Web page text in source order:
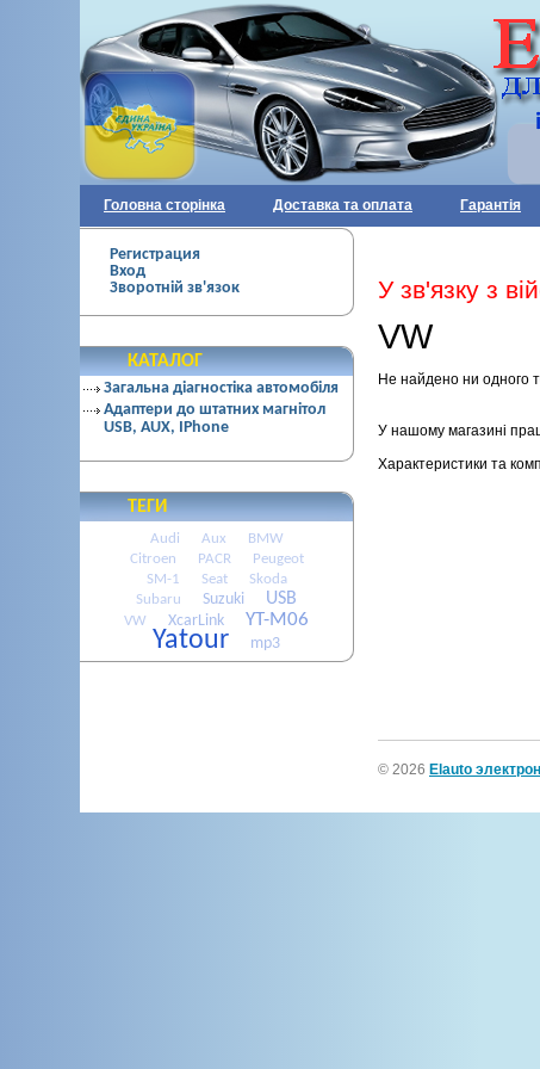
Головна сторінка Доставка та оплата Гарантія
Регистрация
Вход
Зворотній зв'язок
КАТАЛОГ
Загальна діагностіка автомобіля
Адаптери до штатних магнітол
USB, AUX, IPhone
ТЕГИ
Audi Aux
BMW
Citroen
PACR
Peugeot
SM-1
Seat
Skoda
Subaru
Suzuki USB
VW XcarLink YT-M06
Yatour mp3
У зв'язку з
VW
Не найдено ни одного
У нашому магазині
Характеристики та
© 2026 Elauto